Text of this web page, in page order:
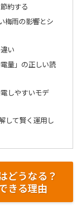
約する
梅雨の影響とシ
い
量」の正しい読
しやすいモデ
して賢く運用し
どうなる？
きる理由